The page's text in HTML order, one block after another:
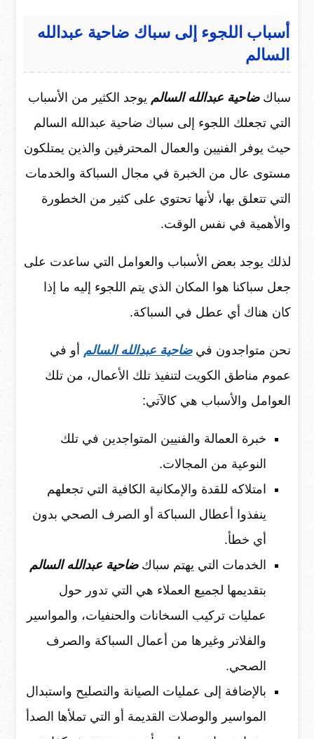
أسباب اللجوء إلى سباك ضاحية عبدالله
السالم
سباكضاحية عبدالله السالم يوجد الكثير من الأسباب
التي تجعلك اللجوء إلى سباك ضاحية عبدالله السالم
حيث يوفر الفنيين والعمال المحترفين والذين يمتلكون
مستوى عال من الخبرة في مجال السباكة والخدمات
التي تتعلق بها، لأنها تحتوي على كثير من الخطورة
والأهمية في نفس الوقت.
لذلك يوجد بعض الأسباب والعوامل التي ساعدت على
جعل سباكنا هوا المكان الذي يتم اللجوء إليه ما إذا
كان هناك أي عطل في السباكة.
نحن متواجدون فيضاحية عبدالله السالم أو في
عموم مناطق الكويت لتنفيذ تلك الأعمال، من تلك
العوامل والأسباب هي كالآتي:
خبرة العمالة والفنيين المتواجدين في تلك
النوعية من المجالات.
امتلاكه للقدة والإمكانية الكافية التي تجعلهم
ينفذوا أعطال السباكة أو الصرف الصحي بدون
أي خطأ.
الخدمات التي يهتم سباكضاحية عبدالله السالم
بتقديمها لجميع العملاء هي التي تدور حول
عمليات تركيب السخانات والحنفيات، والمواسير
والفلاتر وغيرها من أعمال السباكة والصرف
الصحي.
بالإضافة إلى عمليات الصيانة والتصليح واستبدال
المواسير والوصلات القديمة أو التي تملأها الصدأ